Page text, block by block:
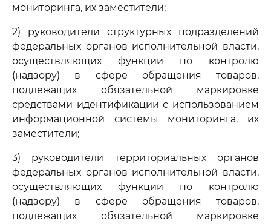
мониторинга, их заместители;
2) руководители структурных подразделений
федеральных органов исполнительной власти,
осуществляющих функции по контролю
(надзору) в сфере обращения товаров,
подлежащих обязательной маркировке
средствами идентификации с использованием
информационной системы мониторинга, их
заместители;
3) руководители территориальных органов
федеральных органов исполнительной власти,
осуществляющих функции по контролю
(надзору) в сфере обращения товаров,
подлежащих обязательной маркировке